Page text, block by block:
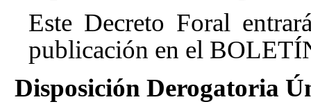
Este Decreto Foral
publicación en el
Disposición Derogatoria